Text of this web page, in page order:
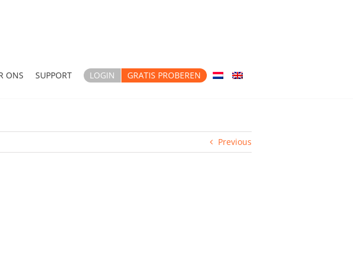
ONS SUPPORT LOGIN GRATIS PROBEREN
Previous